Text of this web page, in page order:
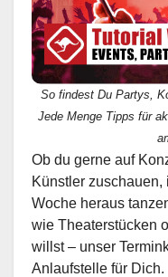
So findest Du Partys,
Jede Menge Tipps für
Ob du gerne auf
Künstler
Woche heraus
wie Theaterstücken
willst – unser
Anlaufstelle für Dich.